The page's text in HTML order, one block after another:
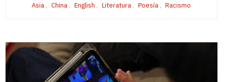
Asia , China , English , Literatura , Poesía , Racismo